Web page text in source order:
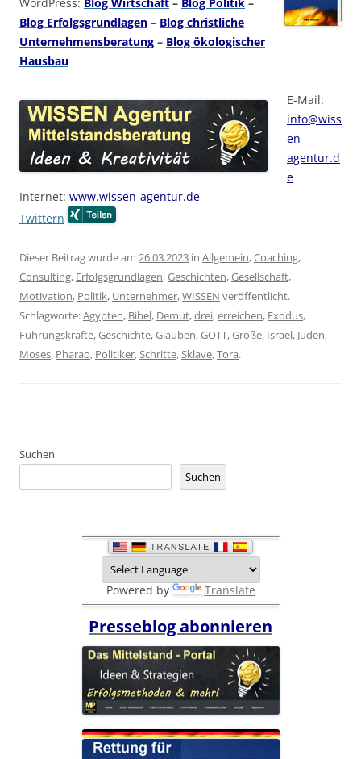
Blog Erfolgsgrundlagen – Blog christliche
Unternehmensberatung – Blog ökologischer
Hausbau
E-Mail:
info@wiss
en-
agentur.d
e
Internet: www.wissen-agentur.de
Twittern
Dieser Beitrag wurde am 26.03.2023 in Allgemein,Coaching,
Consulting, Erfolgsgrundlagen,Geschichten,Gesellschaft,
Motivation, Politik, Unternehmer,WISSEN veröffentlicht.
Schlagworte:Ägypten, Bibel, Demut,drei,erreichen, Exodus,
Führungskräfte,Geschichte,Glauben,GOTT,Größe, Israel, Juden,
Moses, Pharao, Politiker, Schritte, Sklave,Tora.
Suchen
Suchen
Powered by Translate
Presseblog abonnieren